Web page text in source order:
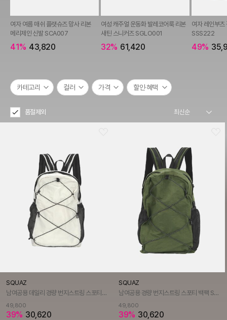
여자 여름 매쉬 플랫슈즈 망사 리본
메리제인 신발 SCA007
41% 43,820
여성 캐주얼 운동화 발레코어룩 리본
새틴 스니커즈 SGLO001
32% 61,420
여자 레인부츠
SSS222
49%
카테고리 컬러 가격 할인·혜택
품절제외
SQUAZ
남여공용 데일리 경량 번지스트링 스포티 학생 백팩 SHPGYB003
49,800
39% 30,620
SQUAZ
남여공용 경량 번지스트링 스포티 백팩 SHPGYB003
49,800
39% 30,620